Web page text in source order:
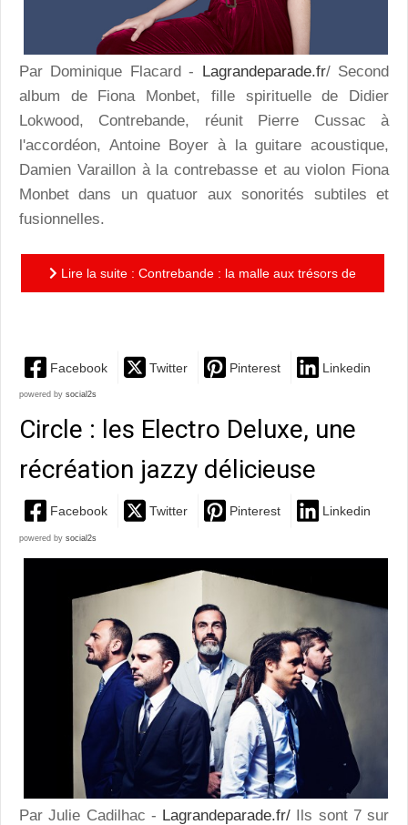
Par Dominique Flacard - Lagrandeparade.fr/ Second
album de Fiona Monbet, fille spirituelle de Didier
Lokwood, Contrebande, réunit Pierre Cussac à
l'accordéon, Antoine Boyer à la guitare acoustique,
Damien Varaillon à la contrebasse et au violon Fiona
Monbet dans un quatuor aux sonorités subtiles et
fusionnelles.
Lire la suite : Contrebande : la malle aux trésors de
Facebook Twitter Pinterest Linkedin
powered by social2s
Circle : les Electro Deluxe, une
récréation jazzy délicieuse
Facebook Twitter Pinterest Linkedin
powered by social2s
Par Julie Cadilhac - Lagrandeparade.fr/ Ils sont 7 sur